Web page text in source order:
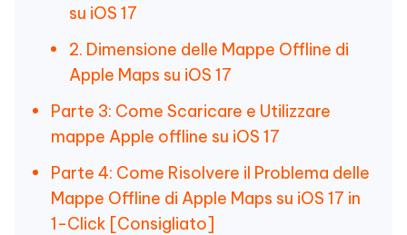
su iOS 17
2. Dimensione delle Mappe Offline di
Apple Maps su iOS 17
Parte 3: Come Scaricare e Utilizzare
mappe Apple offline su iOS 17
Parte 4: Come Risolvere il Problema delle
Mappe Offline di Apple Maps su iOS 17 in
1-Click [Consigliato]